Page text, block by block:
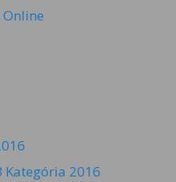
Online
Kategória 2016